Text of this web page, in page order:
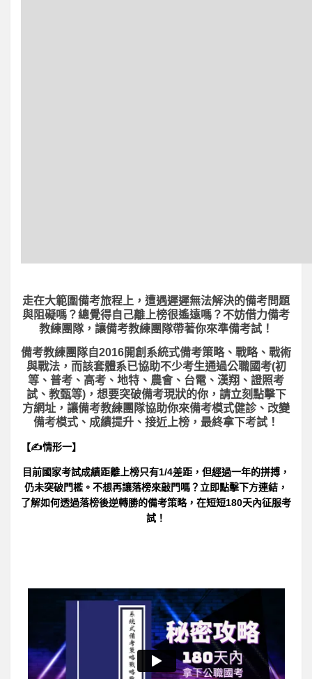
走在大範圍備考旅程上， 遭遇遲遲無法解決的備考問題
與阻礙嗎？總覺得自己離上榜很遙遠嗎？不妨借力備考
教練團隊，讓備考教練團隊帶著你來準備考試！
備考教練團隊自2016開創系統式備考策略、戰略、戰術
與戰法，而該套體系已協助不少考生通過公職國考(初
等、普考、高考、地特、農會、台電、漢翔、證照考
試、教甄等)，想要突破備考現狀的你，請立刻點擊下
方網址，讓備考教練團隊協助你來備考模式健診、改變
備考模式、成績提升、接近上榜，最終拿下考試！
【✍情形一】
目前國家考試成績距離上榜只有1/4差距，但經過一年的拼搏，
仍未突破門檻。不想再讓落榜來敲門嗎？立即點擊下方連結，
了解如何透過落榜後逆轉勝的備考策略，在短短180天內征服考
試！